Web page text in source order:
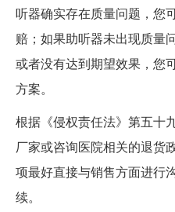
听器确实存在质量问题，您
赔；如果助听器未出现质量
或者没有达到期望效果，您
方案。
根据《侵权责任法》第五十
厂家或咨询医院相关的退货
项最好直接与销售方面进行
续。